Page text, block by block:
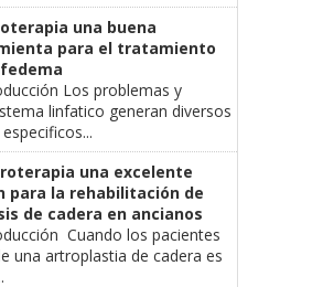
una buena
para el tratamiento
Los problemas y
linfatico generan diversos
una excelente
para la rehabilitación de
de cadera en ancianos
Cuando los pacientes
una artroplastia de cadera es